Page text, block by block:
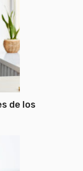
de los